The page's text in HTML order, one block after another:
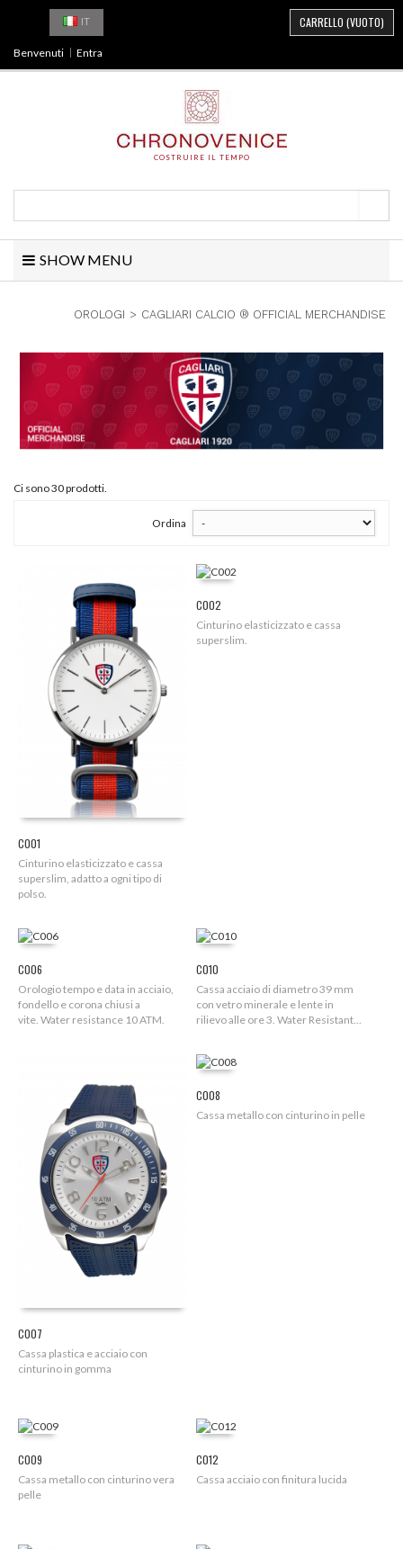
COSTRUIRE IL TEMPO
IT CARRELLO (VUOTO)
Benvenuti Entra
SHOW MENU
OROLOGI > CAGLIARI CALCIO ® OFFICIAL MERCHANDISE
Ci sono 30 prodotti.
Ordina
C001
Cinturino elasticizzato e cassa
superslim, adatto a ogni tipo di
polso.
C002
Cinturino elasticizzato e cassa
superslim.
C006
Orologio tempo e data in acciaio,
fondello e corona chiusi a
vite. Water resistance 10 ATM.
C010
Cassa acciaio di diametro 39 mm
con vetro minerale e lente in
rilievo alle ore 3. Water Resistant...
C007
Cassa plastica e acciaio con
cinturino in gomma
C008
Cassa metallo con cinturino in pelle
C009
Cassa metallo con cinturino vera
pelle
C012
Cassa acciaio con finitura lucida